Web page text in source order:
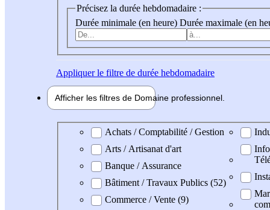
Précisez la durée hebdomadaire :
Durée minimale (en heure) Durée maximale (en
Appliquerle filtre de durée hebdomadaire
Afficher les filtres de Domaine professionnel
Domaine professionel
Achats / Comptabilité / Gestion
Arts / Artisanat d'art
Banque / Assurance
Bâtiment / Travaux Publics (52)
Commerce / Vente (9)